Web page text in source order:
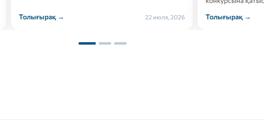
Толығырақ →
21 июля, 2026
Толығырақ →